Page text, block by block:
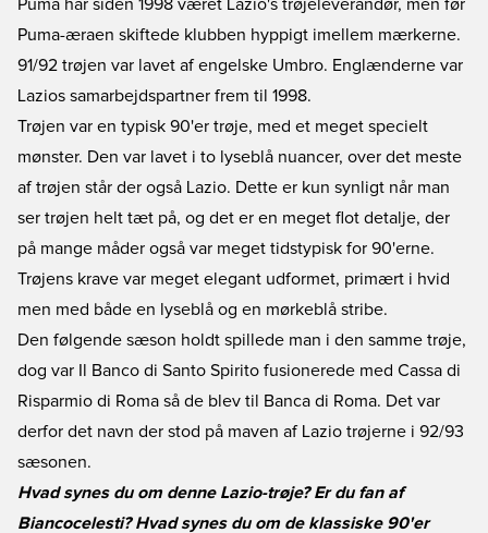
Puma har siden 1998 været Lazio's trøjeleverandør, men før
Puma-æraen skiftede klubben hyppigt imellem mærkerne.
91/92 trøjen var lavet af engelske Umbro. Englænderne var
Lazios samarbejdspartner frem til 1998.
Trøjen var en typisk 90'er trøje, med et meget specielt
mønster. Den var lavet i to lyseblå nuancer, over det meste
af trøjen står der også Lazio. Dette er kun synligt når man
ser trøjen helt tæt på, og det er en meget flot detalje, der
på mange måder også var meget tidstypisk for 90'erne.
Trøjens krave var meget elegant udformet, primært i hvid
men med både en lyseblå og en mørkeblå stribe.
Den følgende sæson holdt spillede man i den samme trøje,
dog var Il Banco di Santo Spirito fusionerede med Cassa di
Risparmio di Roma så de blev til Banca di Roma. Det var
derfor det navn der stod på maven af Lazio trøjerne i 92/93
sæsonen.
Hvad synes du om denne Lazio-trøje? Er du fan af
Biancocelesti? Hvad synes du om de klassiske 90'er